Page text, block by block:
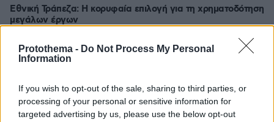
Protothema - Do Not Process My Personal
Information
If you wish to opt-out of the sale, sharing to third parties, or
processing of your personal or sensitive information for
targeted advertising by us, please use the below opt-out
Εθνική Τράπεζα: Η κορυφαία επιλογή για τη χρηματοδότηση
μεγάλων έργων
Διασκεδάζουμε υπεύθυνα, επιστρέφουμε με ασφάλεια
29.07.2026, 09:39
ΣΧΟΛΙΑ(1)